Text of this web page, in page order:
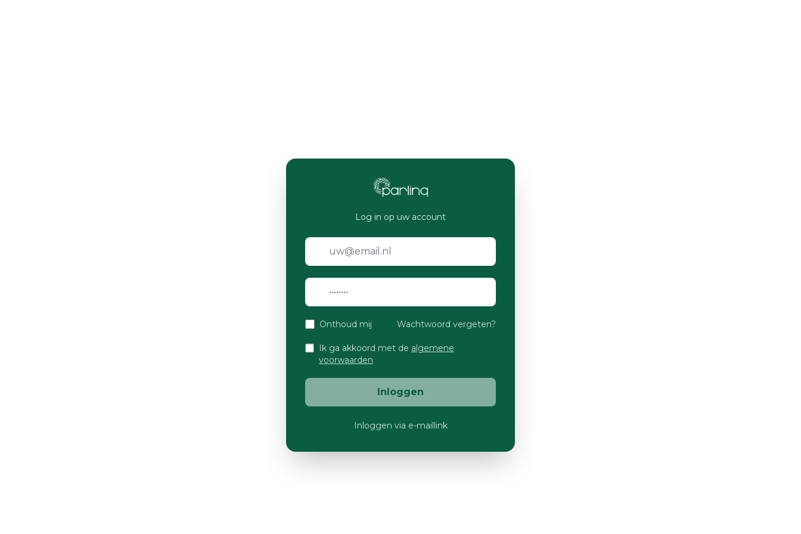
Log in op uw account
Onthoud mij Wachtwoord vergeten?
Ik ga akkoord met de algemene
voorwaarden
Inloggen
Inloggen via e-maillink